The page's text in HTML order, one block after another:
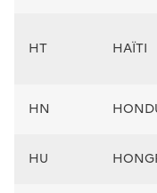
HT HAÏTI
HN
HU